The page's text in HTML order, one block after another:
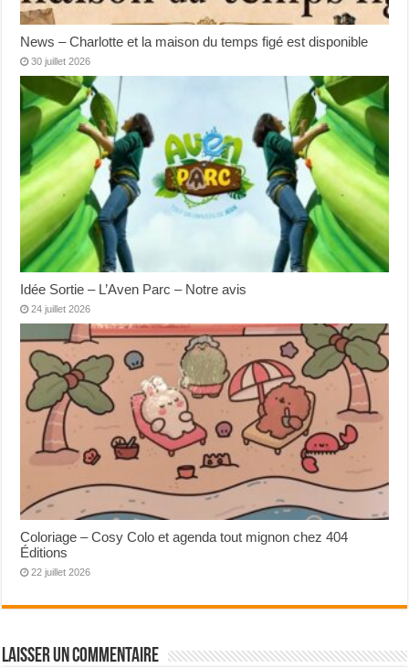
News – Charlotte et la maison du temps figé est disponible
30 juillet 2026
Idée Sortie – L’Aven Parc – Notre avis
24 juillet 2026
Coloriage – Cosy Colo et agenda tout mignon chez 404
Éditions
22 juillet 2026
Laisser un commentaire